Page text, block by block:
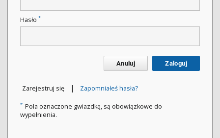
Hasło *
Anuluj Zaloguj
Zarejestruj się | Zapomniałeś hasła?
* Pola oznaczone gwiazdką, są obowiązkowe do
wypełnienia.